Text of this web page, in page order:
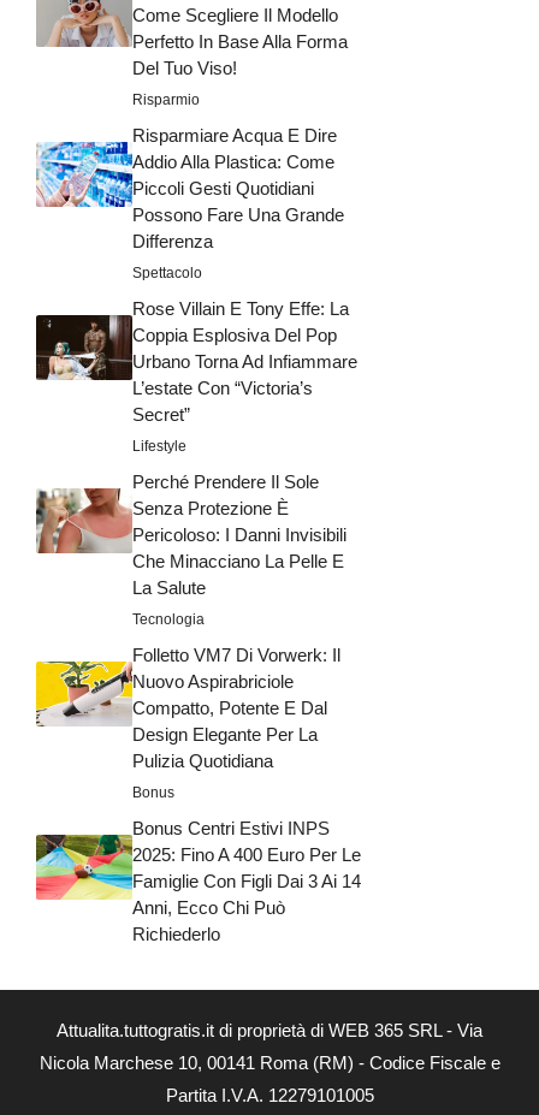
Come Scegliere Il Modello
Perfetto In Base Alla Forma
Del Tuo Viso!
Risparmio
Risparmiare Acqua E Dire
Addio Alla Plastica: Come
Piccoli Gesti Quotidiani
Possono Fare Una Grande
Differenza
Spettacolo
Rose Villain E Tony Effe: La
Coppia Esplosiva Del Pop
Urbano Torna Ad Infiammare
L’estate Con “Victoria’s
Secret”
Lifestyle
Perché Prendere Il Sole
Senza Protezione È
Pericoloso: I Danni Invisibili
Che Minacciano La Pelle E
La Salute
Tecnologia
Folletto VM7 Di Vorwerk: Il
Nuovo Aspirabriciole
Compatto, Potente E Dal
Design Elegante Per La
Pulizia Quotidiana
Bonus
Bonus Centri Estivi INPS
2025: Fino A 400 Euro Per Le
Famiglie Con Figli Dai 3 Ai 14
Anni, Ecco Chi Può
Richiederlo
Attualita.tuttogratis.it di proprietà di WEB 365 SRL - Via
Nicola Marchese 10, 00141 Roma (RM) - Codice Fiscale e
Partita I.V.A. 12279101005